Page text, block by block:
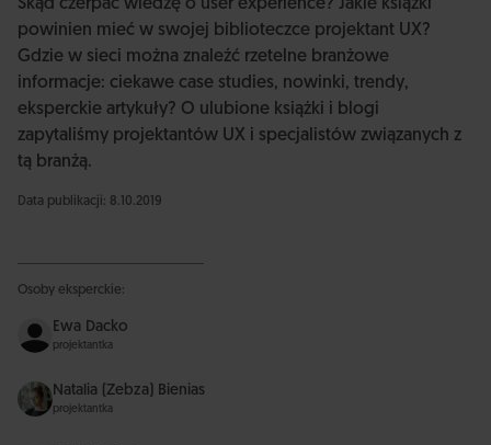
Skąd czerpać wiedzę o user experience? Jakie książki
powinien mieć w swojej biblioteczce projektant UX?
Gdzie w sieci można znaleźć rzetelne branżowe
informacje: ciekawe case studies, nowinki, trendy,
eksperckie artykuły? O ulubione książki i blogi
zapytaliśmy projektantów UX i specjalistów związanych z
tą branżą.
Data publikacji: 8.10.2019
Osoby eksperckie:
Ewa Dacko
projektantka
Natalia (Zebza) Bienias
projektantka